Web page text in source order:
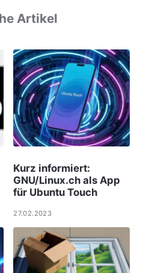
Artikel
Kurz informiert:
GNU/Linux.ch als App
für Ubuntu Touch
27.02.2023